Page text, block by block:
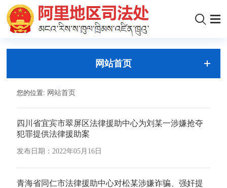
网站首页
您的位置: 网站首页
四川省宜宾市翠屏区法律援助中心为刘某一涉嫌抢夺
犯罪提供法律援助案
发布日期：2022年05月16日
青海省同仁市法律援助中心对松某涉嫌诈骗、强奸提